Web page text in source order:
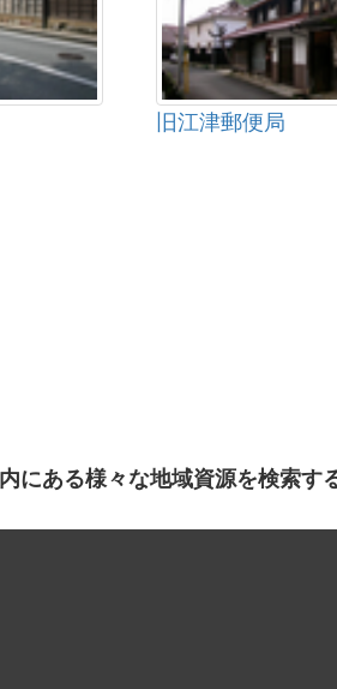
旧江津郵便局
にある様々な地域資源を検索す